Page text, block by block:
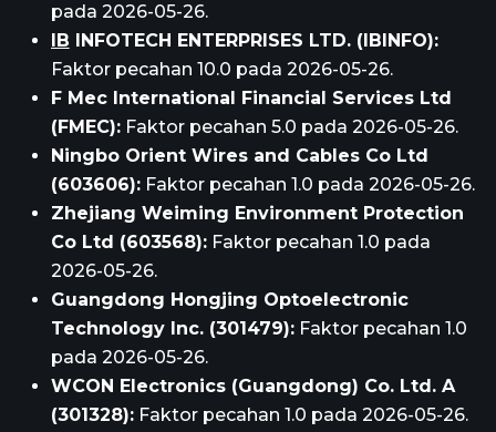
pada 2026-05-26.
IB INFOTECH ENTERPRISES LTD. (IBINFO):
Faktor pecahan 10.0 pada 2026-05-26.
F Mec International Financial Services Ltd
(FMEC): Faktor pecahan 5.0 pada 2026-05-26.
Ningbo Orient Wires and Cables Co Ltd
(603606): Faktor pecahan 1.0 pada 2026-05-26.
Zhejiang Weiming Environment Protection
Co Ltd (603568): Faktor pecahan 1.0 pada
2026-05-26.
Guangdong Hongjing Optoelectronic
Technology Inc. (301479): Faktor pecahan 1.0
pada 2026-05-26.
WCON Electronics (Guangdong) Co. Ltd. A
(301328): Faktor pecahan 1.0 pada 2026-05-26.